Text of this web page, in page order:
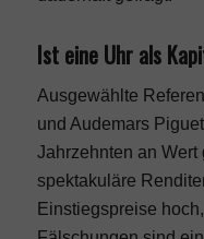
Ist eine Uhr als
Ausgewählte
und Audemars
Jahrzehnten an
spektakuläre
Einstiegspreise